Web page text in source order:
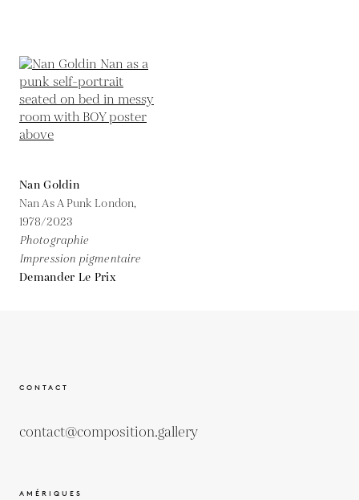
Nan Goldin
Nan As A Punk London,
1978/2023
Photographie
Impression pigmentaire
Demander Le Prix
CONTACT
contact@composition.gallery
AMÉRIQUES